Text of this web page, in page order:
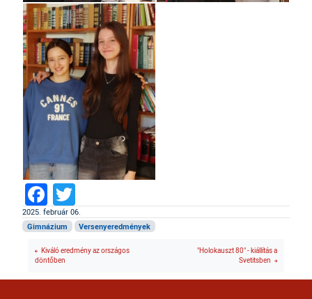
Facebook
2025. február 06.
Gimnázium Versenyeredmények
Kiváló eredmény az országos
döntőben
"Holokauszt 80" - kiállítás a
Svetitsben